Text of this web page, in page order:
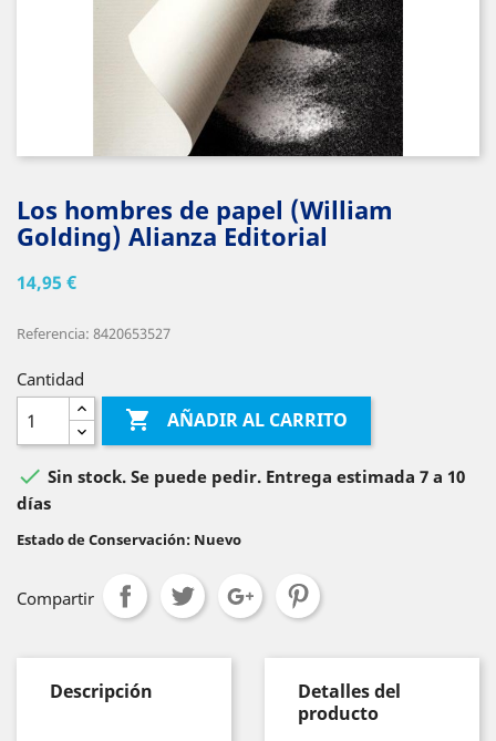
Los hombres de papel (William
Golding) Alianza Editorial
14,95 €
Referencia: 8420653527
Cantidad
 AÑADIR AL CARRITO
 Sin stock. Se puede pedir. Entrega estimada 7 a 10
días
Estado de Conservación: Nuevo
Compartir
Descripción
Detalles del
producto